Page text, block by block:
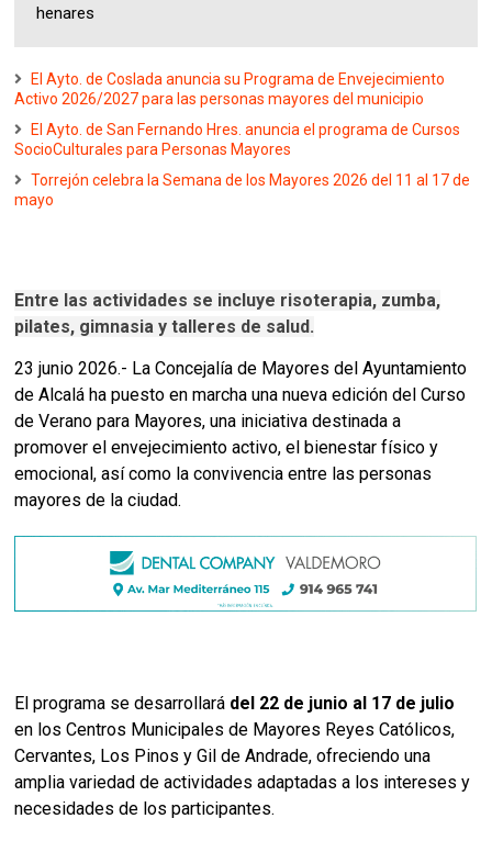
henares
El Ayto. de Coslada anuncia su Programa de Envejecimiento
Activo 2026/2027 para las personas mayores del municipio
El Ayto. de San Fernando Hres. anuncia el programa de Cursos
SocioCulturales para Personas Mayores
Torrejón celebra la Semana de los Mayores 2026 del 11 al 17 de
mayo
Entre las actividades se incluye risoterapia, zumba,
pilates, gimnasia y talleres de salud.
23 junio 2026.- La Concejalía de Mayores del Ayuntamiento
de Alcalá ha puesto en marcha una nueva edición del Curso
de Verano para Mayores, una iniciativa destinada a
promover el envejecimiento activo, el bienestar físico y
emocional, así como la convivencia entre las personas
mayores de la ciudad.
El programa se desarrollará del 22 de junio al 17 de julio
en los Centros Municipales de Mayores Reyes Católicos,
Cervantes, Los Pinos y Gil de Andrade, ofreciendo una
amplia variedad de actividades adaptadas a los intereses y
necesidades de los participantes.